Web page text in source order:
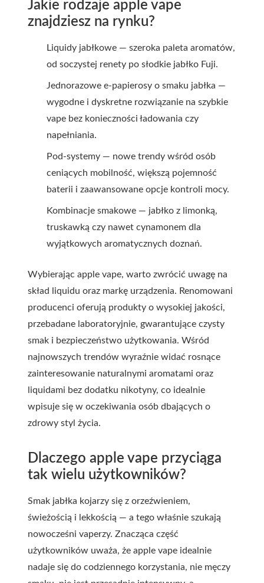
Jakie rodzaje apple vape
znajdziesz na rynku?
Liquidy jabłkowe — szeroka paleta aromatów,
od soczystej renety po słodkie jabłko Fuji.
Jednorazowe e-papierosy o smaku jabłka —
wygodne i dyskretne rozwiązanie na szybkie
vape bez konieczności ładowania czy
napełniania.
Pod-systemy — nowe trendy wśród osób
ceniących mobilność, większą pojemność
baterii i zaawansowane opcje kontroli mocy.
Kombinacje smakowe — jabłko z limonką,
truskawką czy nawet cynamonem dla
wyjątkowych aromatycznych doznań.
Wybierając apple vape, warto zwrócić uwagę na
skład liquidu oraz markę urządzenia. Renomowani
producenci oferują produkty o wysokiej jakości,
przebadane laboratoryjnie, gwarantujące czysty
smak i bezpieczeństwo użytkowania. Wśród
najnowszych trendów wyraźnie widać rosnące
zainteresowanie naturalnymi aromatami oraz
liquidami bez dodatku nikotyny, co idealnie
wpisuje się w oczekiwania osób dbających o
zdrowy styl życia.
Dlaczego apple vape przyciąga
tak wielu użytkowników?
Smak jabłka kojarzy się z orzeźwieniem,
świeżością i lekkością — a tego właśnie szukają
nowocześni vaperzy. Znacząca część
użytkowników uważa, że apple vape idealnie
nadaje się do codziennego korzystania, nie męczy